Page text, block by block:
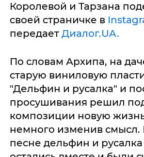
Королевой и Тарзана
своей страничке в
передает Диалог.UA.
По словам Архипа, на
старую виниловую
"Дельфин и русалка" и
просушивания решил
композиции новую
немного изменив смысл.
песне дельфин и русалка